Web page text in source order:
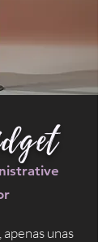
unas